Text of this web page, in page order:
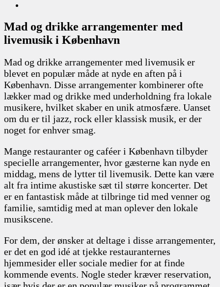
Mad og drikke arrangementer med
livemusik i København
Mad og drikke arrangementer med livemusik er
blevet en populær måde at nyde en aften på i
København. Disse arrangementer kombinerer ofte
lækker mad og drikke med underholdning fra lokale
musikere, hvilket skaber en unik atmosfære. Uanset
om du er til jazz, rock eller klassisk musik, er der
noget for enhver smag.
Mange restauranter og caféer i København tilbyder
specielle arrangementer, hvor gæsterne kan nyde en
middag, mens de lytter til livemusik. Dette kan være
alt fra intime akustiske sæt til større koncerter. Det
er en fantastisk måde at tilbringe tid med venner og
familie, samtidig med at man oplever den lokale
musikscene.
For dem, der ønsker at deltage i disse arrangementer,
er det en god idé at tjekke restauranternes
hjemmesider eller sociale medier for at finde
kommende events. Nogle steder kræver reservation,